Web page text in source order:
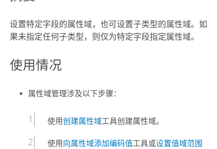
设置特定字段的属性域，也可设置子类型的属性域。如
果未指定任何子类型，则仅为特定字段指定属性域。
使用情况
属性域管理涉及以下步骤：
使用创建属性域工具创建属性域。
使用 向属性域添加编码值工具或设置值域范围